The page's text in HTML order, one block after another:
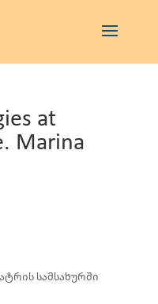
at
Marina
სამსახურში